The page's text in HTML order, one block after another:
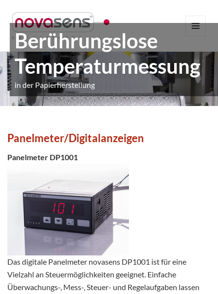
WIDGETS
Berührungslose
Temperaturmessung
in der Papierherstellung
Panelmeter/Digitalanzeigen
Panelmeter DP1001
Das digitale Panelmeter novasens DP1001 ist für eine
Vielzahl an Steuermöglichkeiten geeignet. Einfache
Überwachungs-, Mess-, Steuer- und Regelaufgaben lassen